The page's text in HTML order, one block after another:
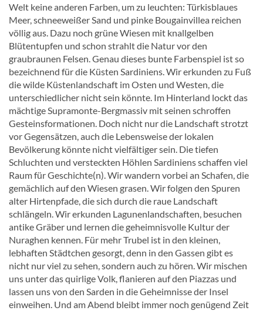
Welt keine anderen Farben, um zu leuchten: Türkisblaues
Meer, schneeweißer Sand und pinke Bougainvillea reichen
völlig aus. Dazu noch grüne Wiesen mit knallgelben
Blütentupfen und schon strahlt die Natur vor den
graubraunen Felsen. Genau dieses bunte Farbenspiel ist so
bezeichnend für die Küsten Sardiniens. Wir erkunden zu Fuß
die wilde Küstenlandschaft im Osten und Westen, die
unterschiedlicher nicht sein könnte. Im Hinterland lockt das
mächtige Supramonte-Bergmassiv mit seinen schroffen
Gesteinsformationen. Doch nicht nur die Landschaft strotzt
vor Gegensätzen, auch die Lebensweise der lokalen
Bevölkerung könnte nicht vielfältiger sein. Die tiefen
Schluchten und versteckten Höhlen Sardiniens schaffen viel
Raum für Geschichte(n). Wir wandern vorbei an Schafen, die
gemächlich auf den Wiesen grasen. Wir folgen den Spuren
alter Hirtenpfade, die sich durch die raue Landschaft
schlängeln. Wir erkunden Lagunenlandschaften, besuchen
antike Gräber und lernen die geheimnisvolle Kultur der
Nuraghen kennen. Für mehr Trubel ist in den kleinen,
lebhaften Städtchen gesorgt, denn in den Gassen gibt es
nicht nur viel zu sehen, sondern auch zu hören. Wir mischen
uns unter das quirlige Volk, flanieren auf den Piazzas und
lassen uns von den Sarden in die Geheimnisse der Insel
einweihen. Und am Abend bleibt immer noch genügend Zeit